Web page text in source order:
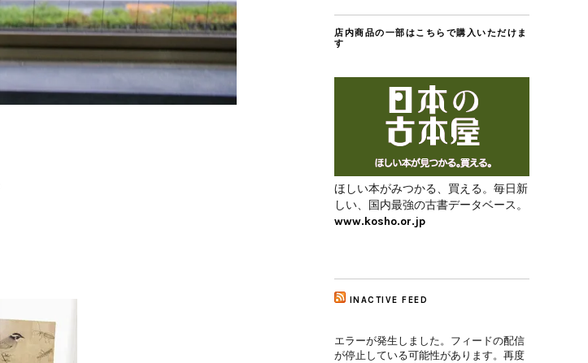
店内商品の一部はこちらで購入いただけま
す
ほしい本がみつかる、買える。毎日新
しい、国内最強の古書データベース。
www.kosho.or.jp
INACTIVE FEED
エラーが発生しました。フィードの配信
が停止している可能性があります。再度